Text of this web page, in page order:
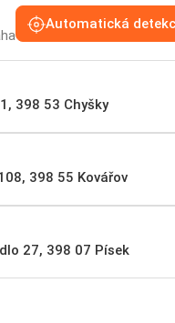
Automatická
398 53 Chyšky
398 55 Kovářov
27, 398 07 Písek